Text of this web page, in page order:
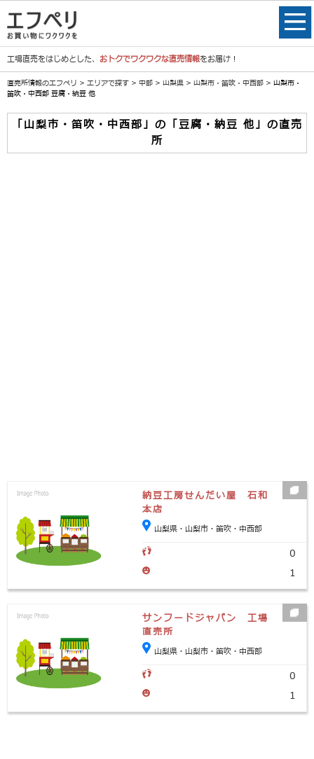
工場直売をはじめとした、 おトクでワクワクな直売情報をお届け！
直売所情報のエフペリ > エリアで探す > 中部 > 山梨県 > 山梨市・笛吹・中西部 > 山梨市・
笛吹・中西部 豆腐・納豆 他
「山梨市・笛吹・中西部」の「豆腐・納豆 他」の直売
所
納豆工房せんだい屋 石和
本店
山梨県・山梨市・笛吹・中西部
0
1
サンフードジャパン 工場
直売所
山梨県・山梨市・笛吹・中西部
0
1